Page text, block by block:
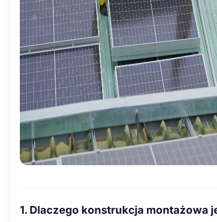
1. Dlaczego konstrukcja montażowa